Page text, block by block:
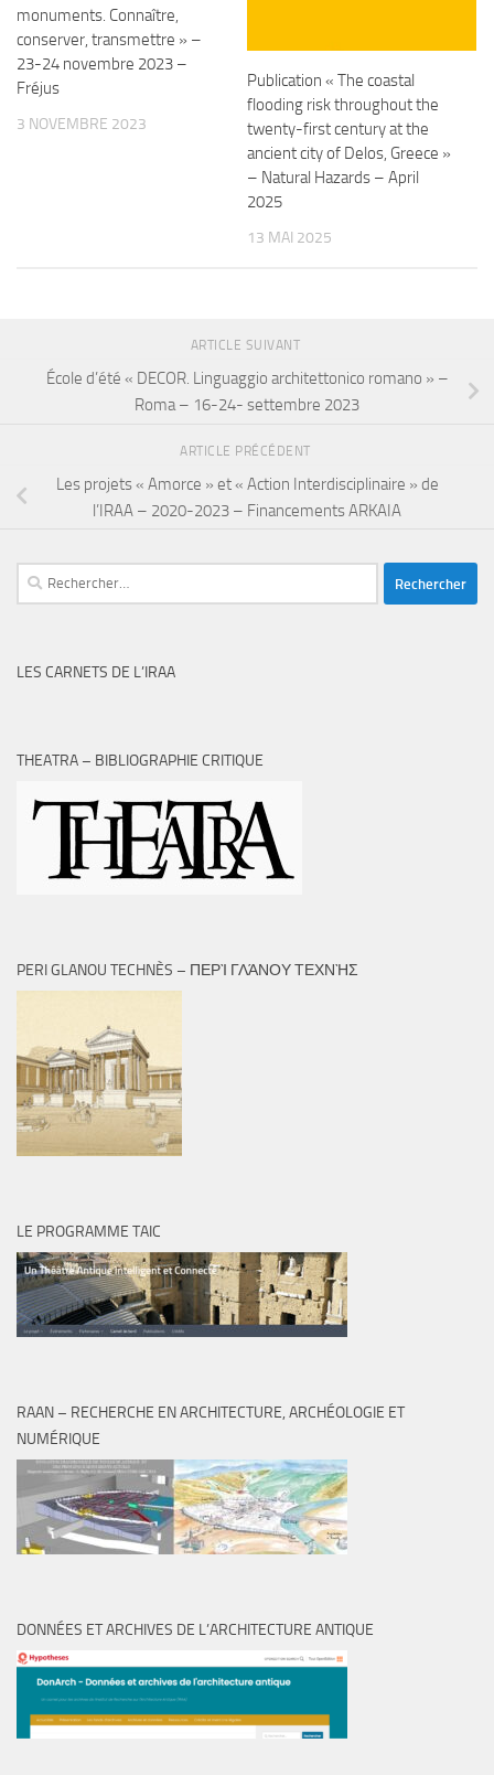
monuments. Connaître,
conserver, transmettre » –
23-24 novembre 2023 –
Fréjus
3 NOVEMBRE 2023
Publication « The coastal
flooding risk throughout the
twenty-first century at the
ancient city of Delos, Greece »
– Natural Hazards – April
2025
13 MAI 2025
ARTICLE SUIVANT
École d’été « DECOR. Linguaggio architettonico romano » –
Roma – 16-24- settembre 2023
ARTICLE PRÉCÉDENT
Les projets « Amorce » et « Action Interdisciplinaire » de
l’IRAA – 2020-2023 – Financements ARKAIA
Rechercher :
LES CARNETS DE L’IRAA
THEATRA – BIBLIOGRAPHIE CRITIQUE
PERI GLANOU TECHNÈS – ΠΕΡῚ ΓΛΆΝΟΥ ΤΕΧΝῊΣ
LE PROGRAMME TAIC
RAAN – RECHERCHE EN ARCHITECTURE, ARCHÉOLOGIE ET
NUMÉRIQUE
DONNÉES ET ARCHIVES DE L’ARCHITECTURE ANTIQUE